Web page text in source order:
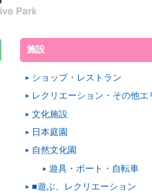
施設
ショップ・レストラン
レクリエーション・その他エ
文化施設
日本庭園
自然文化園
遊具・ボート・自転車
■遊ぶ、レクリエーション